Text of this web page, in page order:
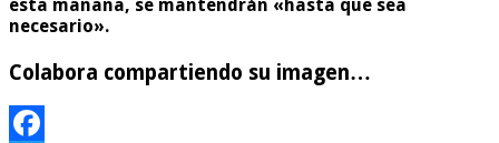
esta mañana, se mantendrán «hasta que sea
necesario».
Colabora compartiendo su imagen…